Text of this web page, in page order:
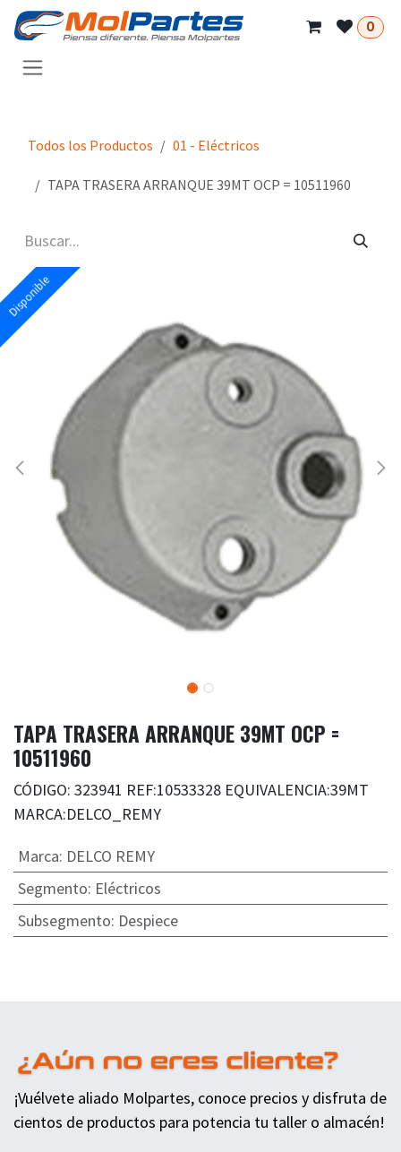
Ir al contenido
0
Todos los Productos 01 - Eléctricos
TAPA TRASERA ARRANQUE 39MT OCP = 10511960
Disponible
Disponible
TAPA TRASERA ARRANQUE 39MT OCP =
10511960
CÓDIGO: 323941 REF:10533328 EQUIVALENCIA:39MT
MARCA:DELCO_REMY
Marca: DELCO REMY
Segmento: Eléctricos
Subsegmento: Despiece
¡Vuélvete aliado Molpartes, conoce precios y disfruta de
cientos de productos para potencia tu taller o almacén!